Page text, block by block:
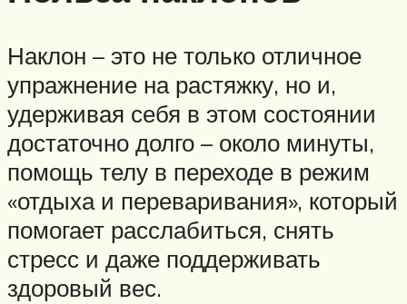
Наклон – это не только отличное
упражнение на растяжку, но и,
удерживая себя в этом состоянии
достаточно долго – около минуты,
помощь телу в переходе в режим
«отдыха и переваривания», который
помогает расслабиться, снять
стресс и даже поддерживать
здоровый вес.